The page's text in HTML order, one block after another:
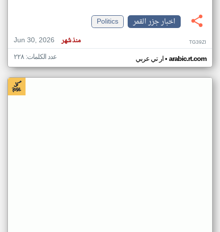
اخبار جزر القمر
Politics
Jun 30, 2026
منذ شهر TG39ZI
ار تي عربي• arabic.rt.com عدد الكلمات: ٢٢٨